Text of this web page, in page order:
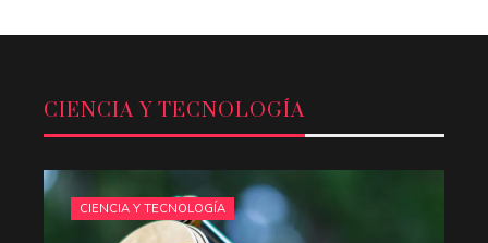
CIENCIA Y TECNOLOGÍA
CIENCIA Y TECNOLOGÍA